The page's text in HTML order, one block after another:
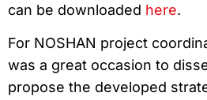
can be downloaded here.
For NOSHAN project
was a great occasion to
propose the developed